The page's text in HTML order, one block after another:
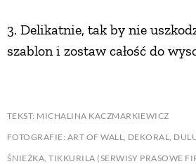
3. Delikatnie, tak by nie
szablon i zostaw całość do
TEKST: MICHALINA KACZMARKIEWICZ
FOTOGRAFIE: ART OF WALL, DEKORAL,
ŚNIEŻKA, TIKKURILA (SERWISY PRASOWE